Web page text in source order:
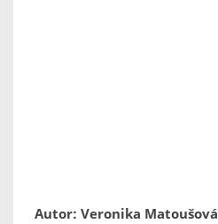
Autor: Veronika Matoušová